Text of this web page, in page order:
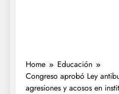
Home
Educación
Congreso aprobó Ley
agresiones y acosos en